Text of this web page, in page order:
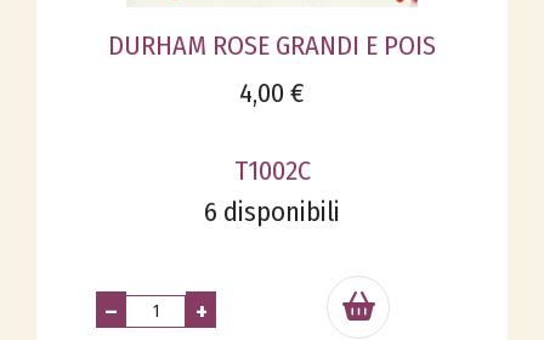
DURHAM ROSE GRANDI E POIS
4,00 €
T1002C
6 disponibili
– +